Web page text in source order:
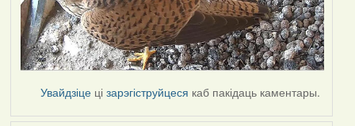
Увайдзіце цізарэгіструйцеся каб пакідаць каментары.